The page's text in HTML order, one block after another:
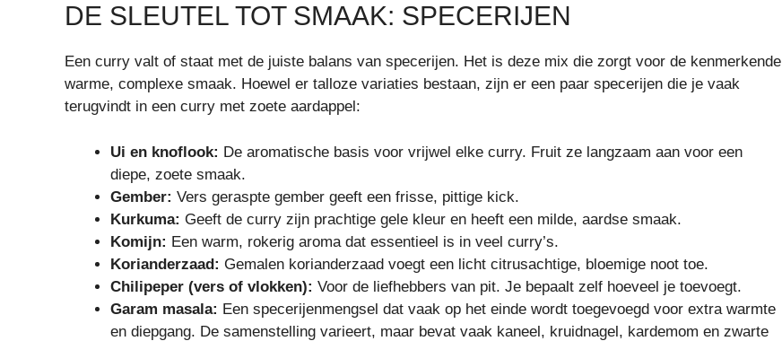
DE SLEUTEL TOT SMAAK: SPECERIJEN
Een curry valt of staat met de juiste balans van specerijen. Het is deze mix die zorgt voor de kenmerkende
warme, complexe smaak. Hoewel er talloze variaties bestaan, zijn er een paar specerijen die je vaak
terugvindt in een curry met zoete aardappel:
Ui en knoflook: De aromatische basis voor vrijwel elke curry. Fruit ze langzaam aan voor een
diepe, zoete smaak.
Gember: Vers geraspte gember geeft een frisse, pittige kick.
Kurkuma: Geeft de curry zijn prachtige gele kleur en heeft een milde, aardse smaak.
Komijn: Een warm, rokerig aroma dat essentieel is in veel curry’s.
Korianderzaad: Gemalen korianderzaad voegt een licht citrusachtige, bloemige noot toe.
Chilipeper (vers of vlokken): Voor de liefhebbers van pit. Je bepaalt zelf hoeveel je toevoegt.
Garam masala: Een specerijenmengsel dat vaak op het einde wordt toegevoegd voor extra warmte
en diepgang. De samenstelling varieert, maar bevat vaak kaneel, kruidnagel, kardemom en zwarte